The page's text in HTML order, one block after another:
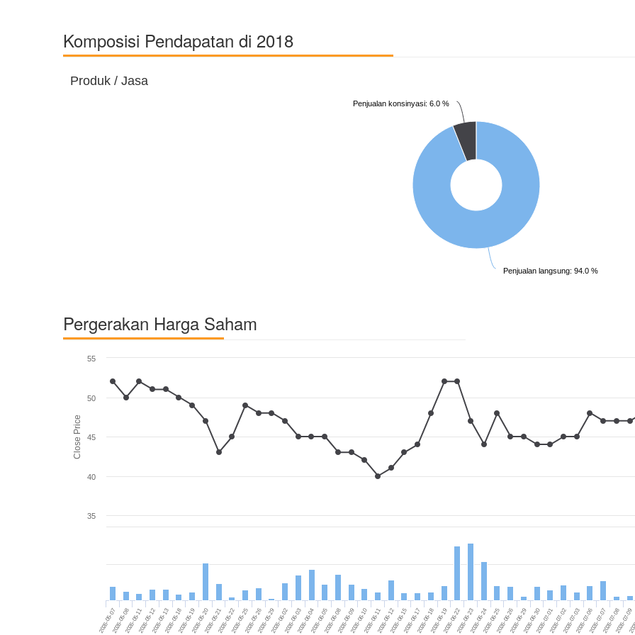
Komposisi Pendapatan di 2018
Produk / Jasa
Penjualan langsung: 94.0 %
Penjualan konsinyasi: 6.0 %
Pergerakan Harga Saham
Close Price
2026-05-072026-05-082026-05-112026-05-122026-05-132026-05-182026-05-192026-05-202026-05-212026-05-222026-05-252026-05-262026-05-292026-06-022026-06-032026-06-042026-06-052026-06-082026-06-092026-06-102026-06-112026-06-122026-06-152026-06-172026-06-182026-06-192026-06-222026-06-232026-06-242026-06-252026-06-262026-06-292026-06-302026-07-012026-07-022026-07-032026-07-062026-07-072026-07-082026-07-09
35
40
45
50
55